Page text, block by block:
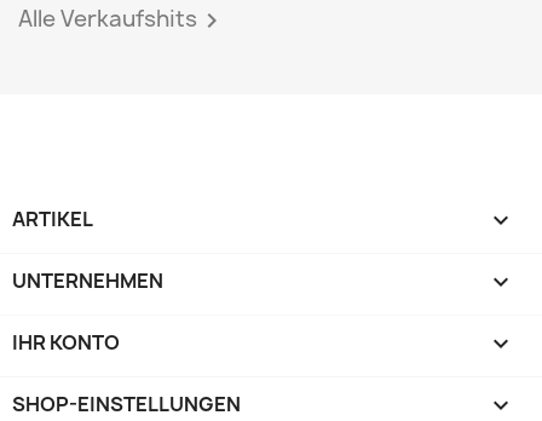
Alle Verkaufshits 
ARTIKEL 
UNTERNEHMEN 
IHR KONTO 
SHOP-EINSTELLUNGEN keyboard_arrow_down